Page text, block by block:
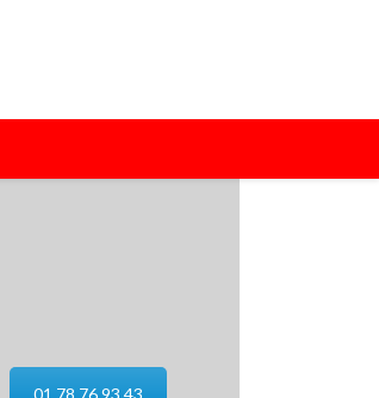
01 78 76 93 43